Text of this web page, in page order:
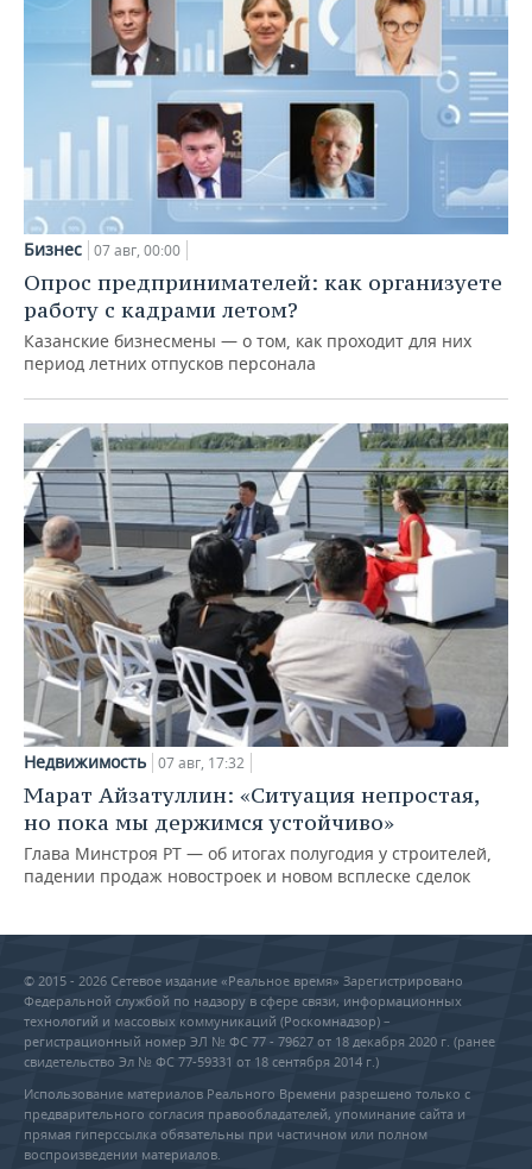
Бизнес 07 авг, 00:00
Опрос предпринимателей: как организуете
работу с кадрами летом?
Казанские бизнесмены — о том, как проходит для них
период летних отпусков персонала
Недвижимость 07 авг, 17:32
Марат Айзатуллин: «Ситуация непростая,
но пока мы держимся устойчиво»
Глава Минстроя РТ — об итогах полугодия у строителей,
падении продаж новостроек и новом всплеске сделок
© 2015 - 2026 Сетевое издание «Реальное время» Зарегистрировано
Федеральной службой по надзору в сфере связи, информационных
технологий и массовых коммуникаций (Роскомнадзор) –
регистрационный номер ЭЛ № ФС 77 - 79627 от 18 декабря 2020 г. (ранее
свидетельство Эл № ФС 77-59331 от 18 сентября 2014 г.)
Использование материалов Реального Времени разрешено только с
предварительного согласия правообладателей, упоминание сайта и
прямая гиперссылка обязательны при частичном или полном
воспроизведении материалов.